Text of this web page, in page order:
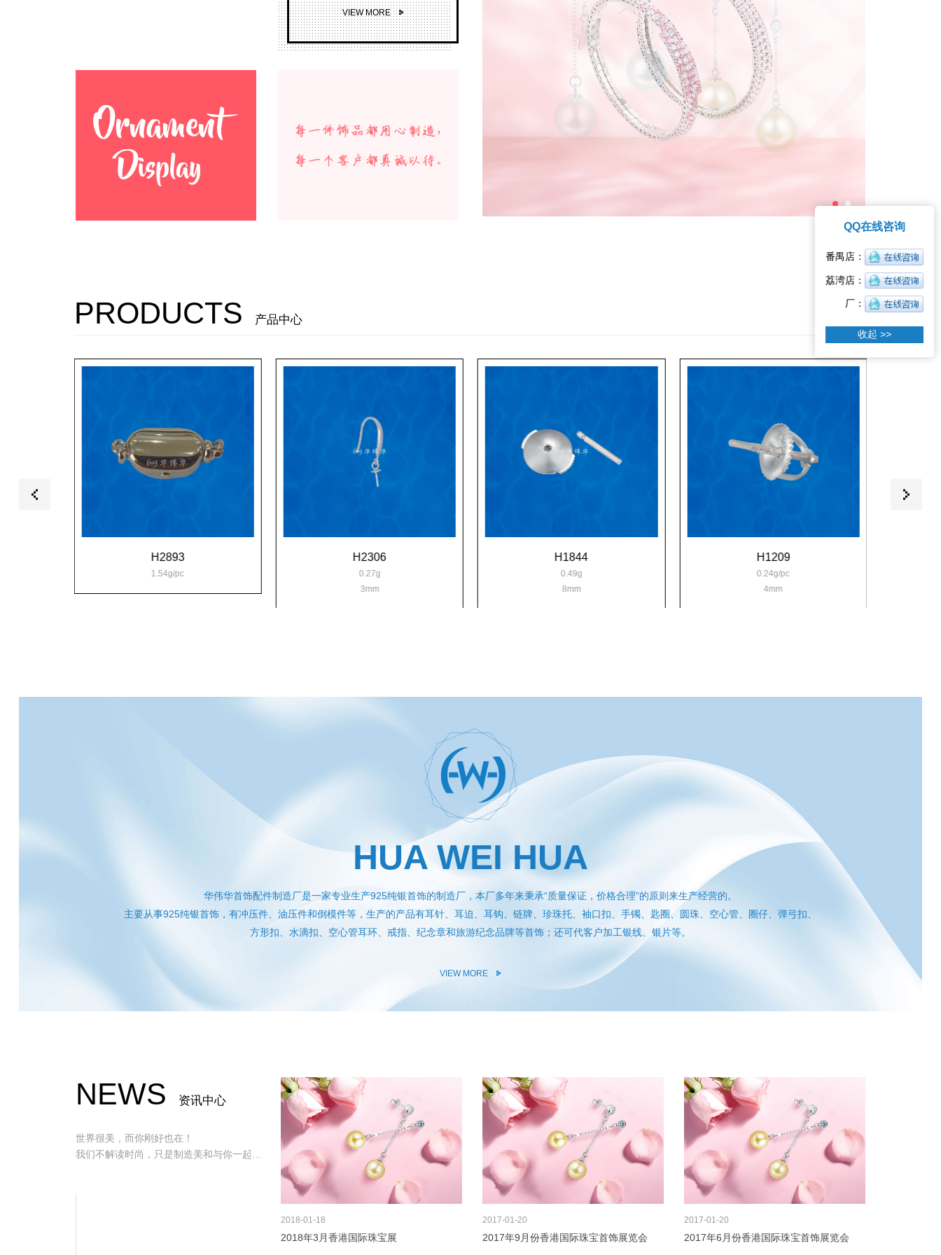
VIEW MORE
PRODUCTS 产品中心
H2893
1.54g/pc
H2306
0.27g
3mm
H1844
0.49g
8mm
H1209
0.24g/pc
4mm
HUA WEI HUA
华伟华首饰配件制造厂是一家专业生产925纯银首饰的制造厂，本厂多年来秉承“质量保证，价格合理”的原则来生产经营的。
主要从事925纯银首饰，有冲压件、油压件和倒模件等，生产的产品有耳针、耳迫、耳钩、链牌、珍珠托、袖口扣、手镯、匙圈、圆珠、空心管、圈仔、弹弓扣、
方形扣、水滴扣、空心管耳环、戒指、纪念章和旅游纪念品牌等首饰；还可代客户加工银线、银片等。
VIEW MORE
NEWS 资讯中心
世界很美，而你刚好也在！
我们不解读时尚，只是制造美和与你一起发
2018 01-18
2018年3月香港国际珠宝展
2017 01-20
2017年9月份香港国际珠宝首饰展览会
2017 01-20
2017年6月份香港国际珠宝首饰展览会
QQ在线咨询
收起 >>